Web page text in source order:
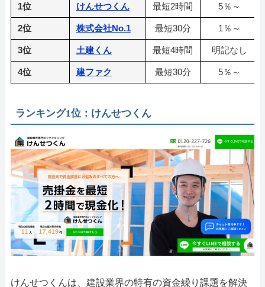
1位 けんせつくん 最短2時間 5％～
2位 株式会社No.1 最短30分 1％～
3位 土建くん 最短4時間 明記なし
4位 建ファク 最短30分 5％～
ランキング1位：けんせつくん
けんせつくんは、建設業界の特有の資金繰り課題を解決